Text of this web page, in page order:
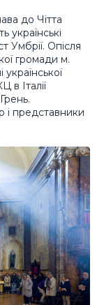
до Чітта
українські
Умбрії. Опісля
громади м.
в Італії
і представники